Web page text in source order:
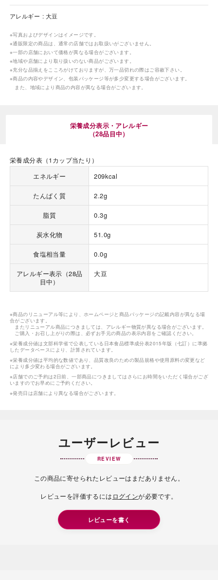
アレルギー 大豆
※写真およびデザインはイメージです。
※通販限定の商品は、通常の店舗ではお取扱いがございません。
※一部の店舗において価格が異なる場合がございます。
※地域や店舗により取り扱いのない商品がございます。
※充分な品揃えをこころがけておりますが、万一品切れの際はご容赦下さい。
※商品の内容やデザイン、包装パッケージ等が多少変更する場合がございます。
また、地域により商品の内容が異なる場合がございます。
栄養成分表示・アレルギー
（28品目中）
栄養成分表（1カップ当たり）
エネルギー
209kcal
たんぱく質 2.2g
脂質 0.3g
炭水化物 51.0g
食塩相当量 0.0g
アレルギー表示（28品
目中）
大豆
※商品のリニューアル等により、ホームページと商品パッケージの記載内容が異なる場
合がございます。
またリニューアル商品につきましては、アレルギー物質が異なる場合がございます。
ご購入・お召し上がりの際は、必ずお手元の商品の表示内容をご確認ください。
※栄養成分値は文部科学省で公表している日本食品標準成分表2015年版（七訂）に準拠
したデータベースにより、計算されています。
※栄養成分値は平均的な数値であり、品質改良のための製品規格や使用原料の変更など
により多少変わる場合がございます。
※店舗でのご予約は2日前、一部商品につきましてはさらにお時間をいただく場合がござ
いますのでお早めにご予約ください。
※発売日は店舗により異なる場合がございます。
ユーザーレビュー
REVIEW
この商品に寄せられたレビューはまだありません。
レビューを評価するには ログインが必要です。
レビューを書く
つ時」という意味を込
雄大な八ヶ岳山麓の自
れる、こだわりのスイー
さい。
海外 Overseas shops
Malaysia
Hong Kong
UAE
Vietnam